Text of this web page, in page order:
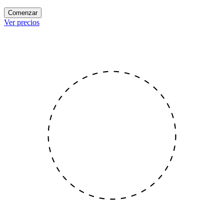
Comenzar
Ver precios